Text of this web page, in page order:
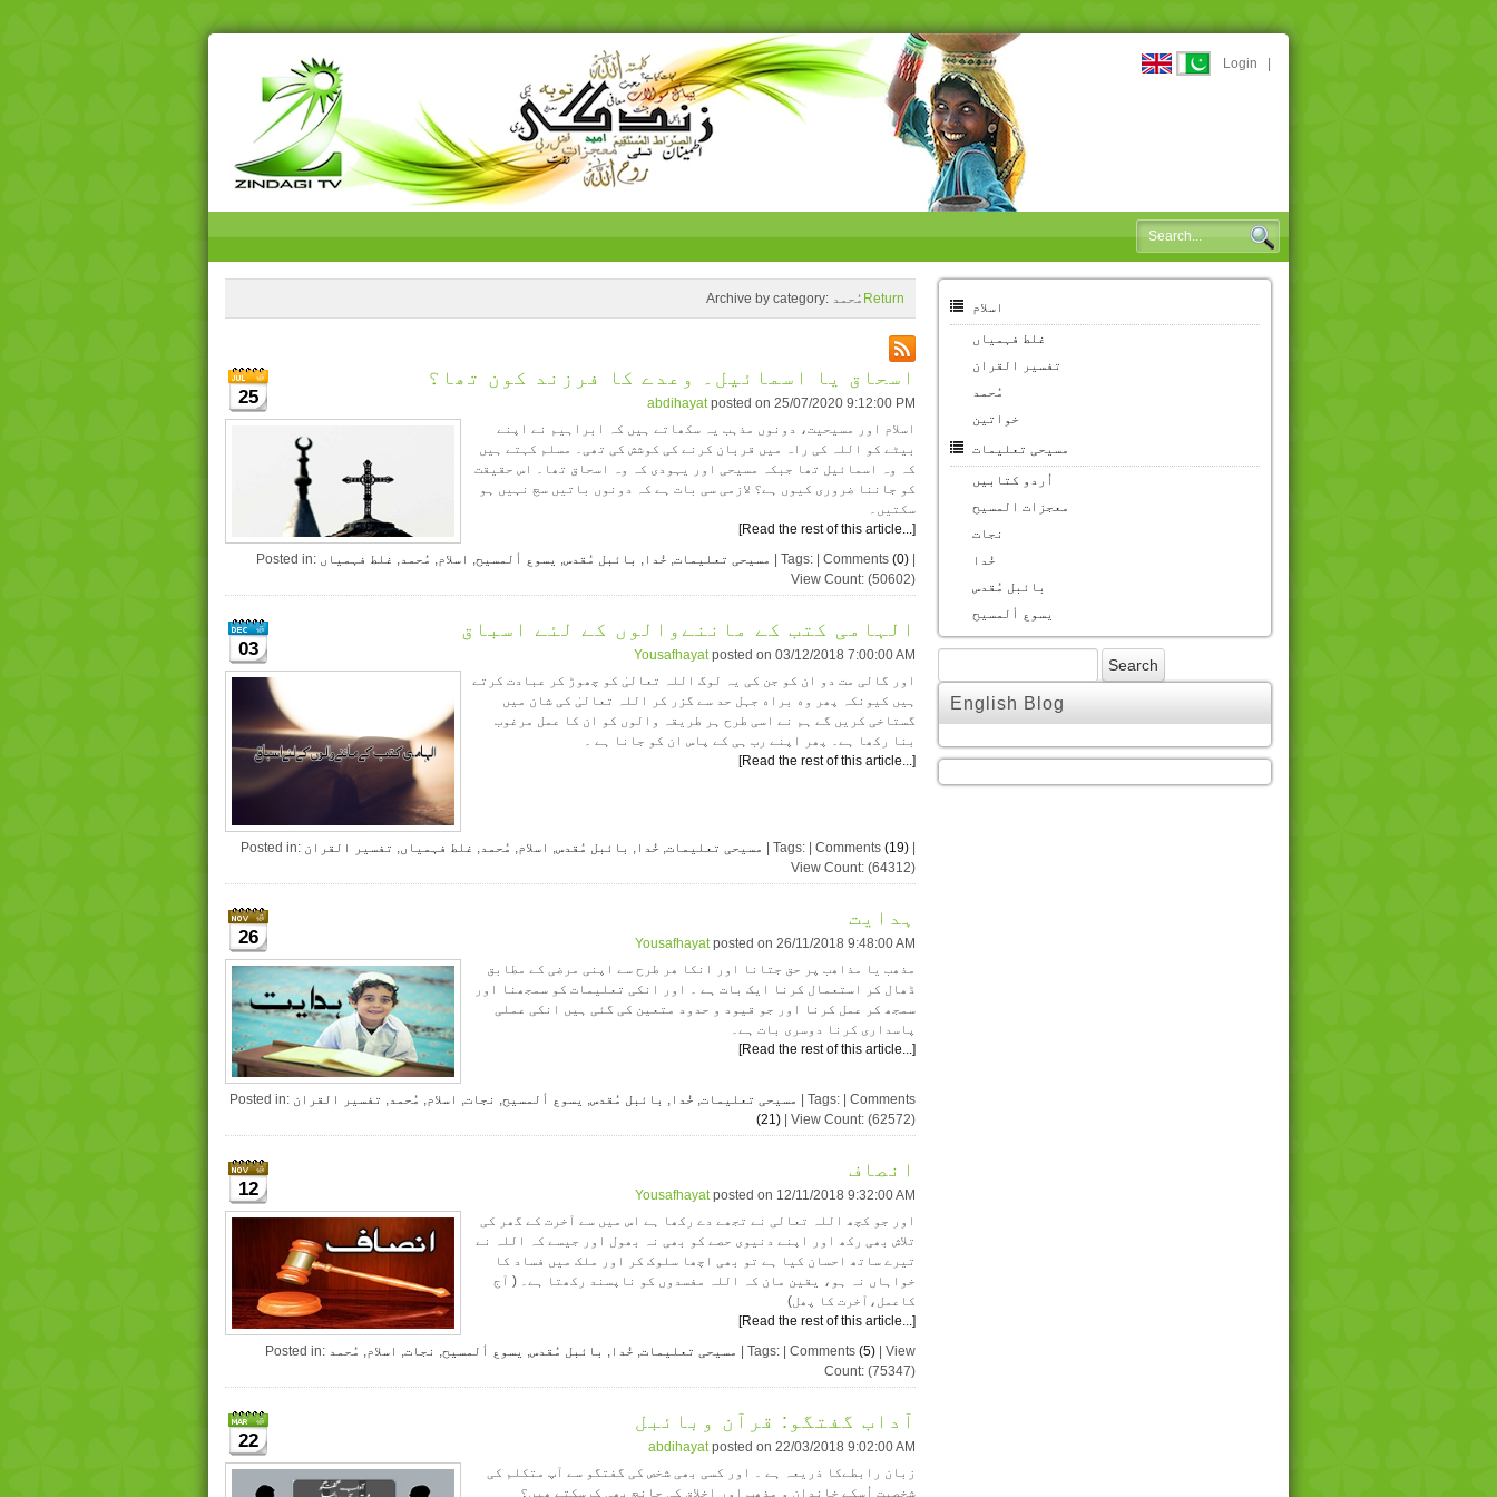
Login
Archive by category: مُحمد Return
25
اسحاق یا اسمائیل۔ وعدے کا فرزند کون تھا؟
abdihayatposted on 25/07/2020 9:12:00 PM
اسلام اور مسیحیت، دونوں مذہب یہ سکھاتے ہیں کہ ابراہیم نے اپنے
بیٹے کو اللہ کی راہ میں قربان کرنے کی کوشش کی تھی۔ مسلم کہتے ہیں
کہ وہ اسمائیل تھا جبکہ مسیحی اور یہودی کہ وہ اسحاق تھا۔ اس حقیقت
کو جاننا ضروری کیوں ہے؟ لازمی سی بات ہے کہ دونوں باتیں سچ نہیں ہو
سکتیں۔
[Read the rest of this article...]
Posted in:
مسیحی تعلیمات, خُدا, بائبل مُقدس, یسوع ألمسیح, اسلام, مُحمد, غلط فہمیاں | Tags: | Comments (0)|
View Count: (50602)
03
الہامی کتب کے ماننےوالوں کے لئے اسباق
Yousafhayatposted on 03/12/2018 7:00:00 AM
اور گالی مت دو ان کو جن کی یہ لوگ اللہ تعالیٰ کو چھوڑ کر عبادت کرتے
ہیں کیونکہ پھر وه براه جہل حد سے گزر کر اللہ تعالیٰ کی شان میں
گستاخی کریں گے ہم نے اسی طرح ہر طریقہ والوں کو ان کا عمل مرغوب
بنا رکھا ہے۔ پھر اپنے رب ہی کے پاس ان کو جانا ہے ۔
[Read the rest of this article...]
Posted in: مسیحی تعلیمات, خُدا, بائبل مُقدس, اسلام, مُحمد, غلط فہمیاں, تفسیر القران | Tags: | Comments (19)|
View Count: (64312)
26
ہدایت
Yousafhayatposted on 26/11/2018 9:48:00 AM
مذھب یا مذاھب پر حق جتانا اور انکا ھر طرح سے اپنی مرضی کے مطابق
ڈھال کر استعمال کرنا ایک بات ہے ۔ اور انکی تعلیمات کو سمجھنا اور
سمجھ کر عمل کرنا اور جو قیود و حدود متعین کی گئی ہیں انکی عملی
پاسداری کرنا دوسری بات ہے۔
[Read the rest of this article...]
Posted in: مسیحی تعلیمات, خُدا, بائبل مُقدس, یسوع ألمسیح, نجات, اسلام, مُحمد, تفسیر القران
| Tags: | Comments
(21)| View Count: (62572)
12
انصاف
Yousafhayatposted on 12/11/2018 9:32:00 AM
اور جو کچھ اللہ تعالی نے تجھے دے رکھا ہے اس میں سے آخرت کے گھر کی
تلاش بھی رکھ اور اپنے دنیوی حصے کو بھی نہ بھول اور جیسے کہ اللہ نے
تیرے ساتھ احسان کیا ہے تو بھی اچھا سلوک کر اور ملک میں فساد کا
خواہاں نہ ہو، یقین مان کہ اللہ مفسدوں کو ناپسند رکھتا ہے۔ ( آج
کاعمل،آخرت کا پھل)
[Read the rest of this article...]
Posted in:
مسیحی تعلیمات, خُدا, بائبل مُقدس, یسوع ألمسیح, نجات, اسلام, مُحمد | Tags: | Comments (5)| View
Count: (75347)
22
آداب گفتگو: قرآن وبائبل
abdihayatposted on 22/03/2018 9:02:00 AM
زبان رابطےکا ذریعہ ہے ۔ اور کسی بھی شخص کی گفتگو سے آپ متکلم کی
شخصیت اُسکے خاندان و مذھب اور اخلاق کی جانچ بھی کرسکتے ھیں؟
اسلام
غلط فہمیاں
تفسیر القران
مُحمد
خواتین
مسیحی تعلیمات
اُردو کتابیں
معجزات المسیح
نجات
خُدا
بائبل مُقدس
یسوع ألمسیح
English Blog